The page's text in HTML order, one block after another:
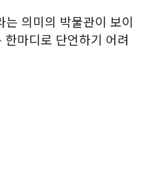
의미의 박물관이 보이
마디로 단언하기 어려